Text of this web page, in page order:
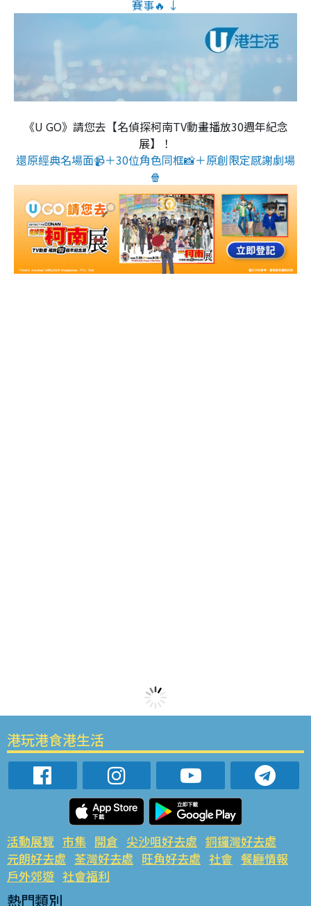
賽事🔥 ↓
《U GO》請您去【名偵探柯南TV動畫播放30週年紀念
展】！
還原經典名場面📹＋30位角色同框📸＋原創限定感謝劇場
🍿
港玩港食港生活
活動展覽 市集 開倉 尖沙咀好去處 銅鑼灣好去處
元朗好去處 荃灣好去處 旺角好去處 社會 餐廳情報
戶外郊遊 社會福利
熱門類別